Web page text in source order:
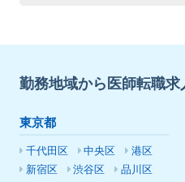
勤務地域から医師転職求
東京都
千代田区 中央区
港区
新宿区
渋谷区
品川区